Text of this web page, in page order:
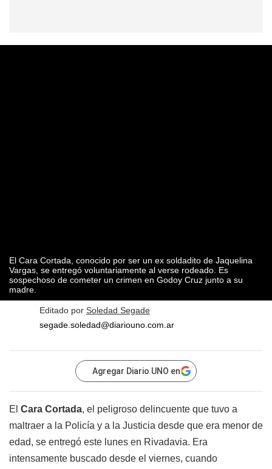
El Cara Cortada, conocido por ser un ex soldadito de Jaquelina
Vargas, se entregó voluntariamente al verse rodeado. Es
sospechoso de cometer un crimen en Godoy Cruz junto a su
madre.
Editado por Soledad Segade
segade.soledad@diariouno.com.ar
Agregar Diario UNO en
El Cara Cortada, el peligroso delincuente que tuvo a
maltraer a la Policía y a la Justicia desde que era menor de
edad, se entregó este lunes en Rivadavia. Era
intensamente buscado desde el viernes, cuando